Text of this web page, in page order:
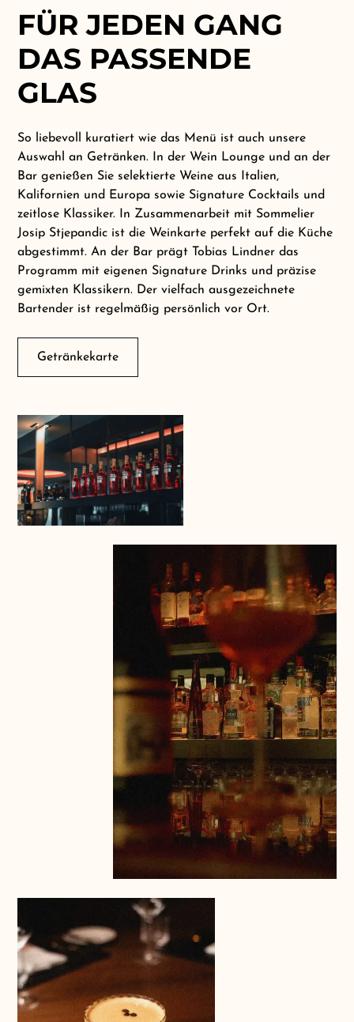
FÜR JEDEN GANG
DAS PASSENDE
GLAS
So liebevoll kuratiert wie das Menü ist auch unsere
Auswahl an Getränken. In der Wein Lounge und an der
Bar genießen Sie selektierte Weine aus Italien,
Kalifornien und Europa sowie Signature Cocktails und
zeitlose Klassiker. In Zusammenarbeit mit Sommelier
Josip Stjepandic ist die Weinkarte perfekt auf die Küche
abgestimmt. An der Bar prägt Tobias Lindner das
Programm mit eigenen Signature Drinks und präzise
gemixten Klassikern. Der vielfach ausgezeichnete
Bartender ist regelmäßig persönlich vor Ort.
Getränkekarte